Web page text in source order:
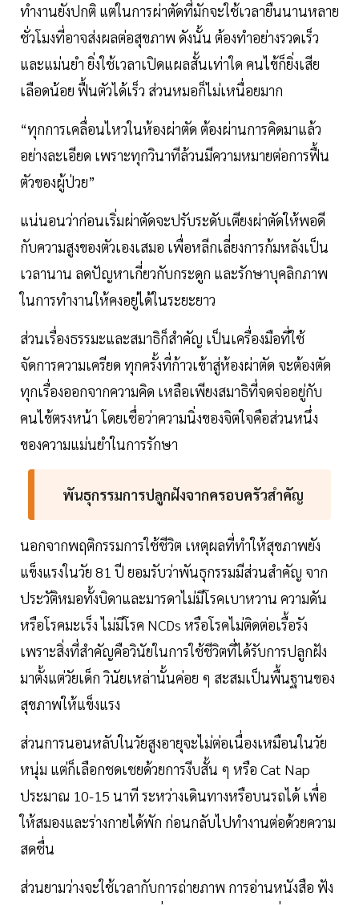
ทำงานยังปกติ แต่ในการผ่าตัดที่มักจะใช้เวลายืนนานหลาย
ชั่วโมงที่อาจส่งผลต่อสุขภาพ ดังนั้น ต้องทำอย่างรวดเร็ว
และแม่นยำ ยิ่งใช้เวลาเปิดแผลสั้นเท่าใด คนไข้ก็ยิ่งเสีย
เลือดน้อย ฟื้นตัวได้เร็ว ส่วนหมอก็ไม่เหนื่อยมาก
“ทุกการเคลื่อนไหวในห้องผ่าตัด ต้องผ่านการคิดมาแล้ว
อย่างละเอียด เพราะทุกวินาทีล้วนมีความหมายต่อการฟื้น
ตัวของผู้ป่วย”
แน่นอนว่าก่อนเริ่มผ่าตัดจะปรับระดับเตียงผ่าตัดให้พอดี
กับความสูงของตัวเองเสมอ เพื่อหลีกเลี่ยงการก้มหลังเป็น
เวลานาน ลดปัญหาเกี่ยวกับกระดูก และรักษาบุคลิกภาพ
ในการทำงานให้คงอยู่ได้ในระยะยาว
ส่วนเรื่องธรรมะและสมาธิก็สำคัญ เป็นเครื่องมือที่ใช้
จัดการความเครียด ทุกครั้งที่ก้าวเข้าสู่ห้องผ่าตัด จะต้องตัด
ทุกเรื่องออกจากความคิด เหลือเพียงสมาธิที่จดจ่ออยู่กับ
คนไข้ตรงหน้า โดยเชื่อว่าความนิ่งของจิตใจคือส่วนหนึ่ง
ของความแม่นยำในการรักษา
พันธุกรรมการปลูกฝังจากครอบครัวสำคัญ
นอกจากพฤติกรรมการใช้ชีวิต เหตุผลที่ทำให้สุขภาพยัง
แข็งแรงในวัย 81 ปี ยอมรับว่าพันธุกรรมมีส่วนสำคัญ จาก
ประวัติหมอทั้งบิดาและมารดาไม่มีโรคเบาหวาน ความดัน
หรือโรคมะเร็ง ไม่มีโรค NCDs หรือโรคไม่ติดต่อเรื้อรัง
เพราะสิ่งที่สำคัญคือวินัยในการใช้ชีวิตที่ได้รับการปลูกฝัง
มาตั้งแต่วัยเด็ก วินัยเหล่านั้นค่อย ๆ สะสมเป็นพื้นฐานของ
สุขภาพให้แข็งแรง
ส่วนการนอนหลับในวัยสูงอายุจะไม่ต่อเนื่องเหมือนในวัย
หนุ่ม แต่ก็เลือกชดเชยด้วยการงีบสั้น ๆ หรือ Cat Nap
ประมาณ 10-15 นาที ระหว่างเดินทางหรือบนรถได้ เพื่อ
ให้สมองและร่างกายได้พัก ก่อนกลับไปทำงานต่อด้วยความ
สดชื่น
ส่วนยามว่างจะใช้เวลากับการถ่ายภาพ การอ่านหนังสือ ฟัง